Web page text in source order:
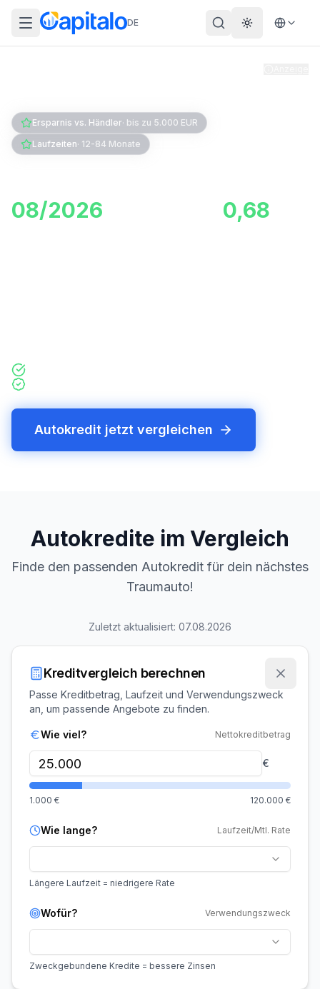
DE Theme
Ersparnis vs. Händler· bis zu 5.000 EUR
Laufzeiten· 12-84 Monate
08/2026
0,68
Autokredit jetzt vergleichen
Autokredite im Vergleich
Finde den passenden Autokredit für dein nächstes
Traumauto!
Zuletzt aktualisiert: 07.08.2026
Kreditvergleich berechnen
Passe Kreditbetrag, Laufzeit und Verwendungszweck
an, um passende Angebote zu finden.
Wie viel? Nettokreditbetrag
€
1.000 € 120.000 €
Wie lange? Laufzeit/Mtl. Rate
Längere Laufzeit = niedrigere Rate
Wofür? Verwendungszweck
Zweckgebundene Kredite = bessere Zinsen